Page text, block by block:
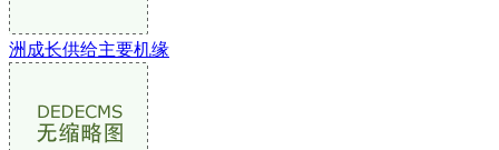
洲成长供给主要机缘